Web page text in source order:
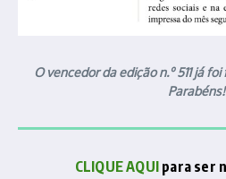
O vencedor da edição n.º 511 já
CLIQUE AQUI para ser